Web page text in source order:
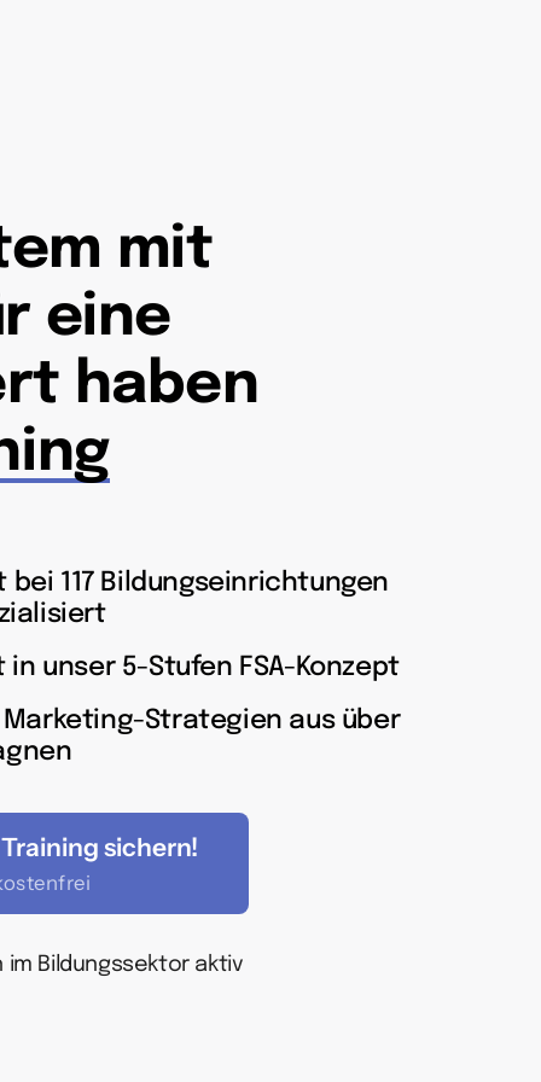
mit
eine
haben
bei 117 Bildungseinrichtungen
in unser 5-Stufen FSA-Konzept
Marketing-Strategien aus über
sichern!
im Bildungssektor aktiv